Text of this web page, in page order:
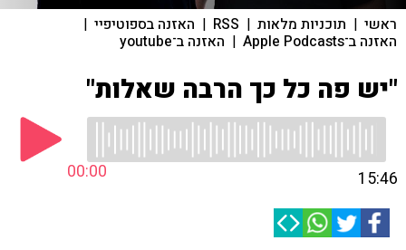
ראשי | תוכניות מלאות |
RSS
| האזנה בספוטיפיי |
האזנה ב־Apple Podcasts | האזנה ב־youtube
"יש פה כל כך הרבה שאלות"
00:00 15:46